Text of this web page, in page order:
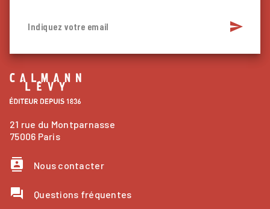
Indiquez votre email send
21 rue du Montparnasse
75006 Paris
contacts Nous contacter
question_answer Questions fréquentes